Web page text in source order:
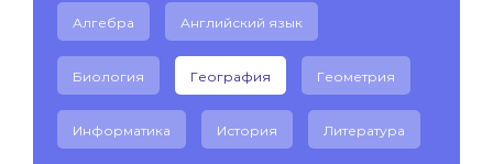
Алгебра Английский язык
Биология География Геометрия
Информатика История Литература